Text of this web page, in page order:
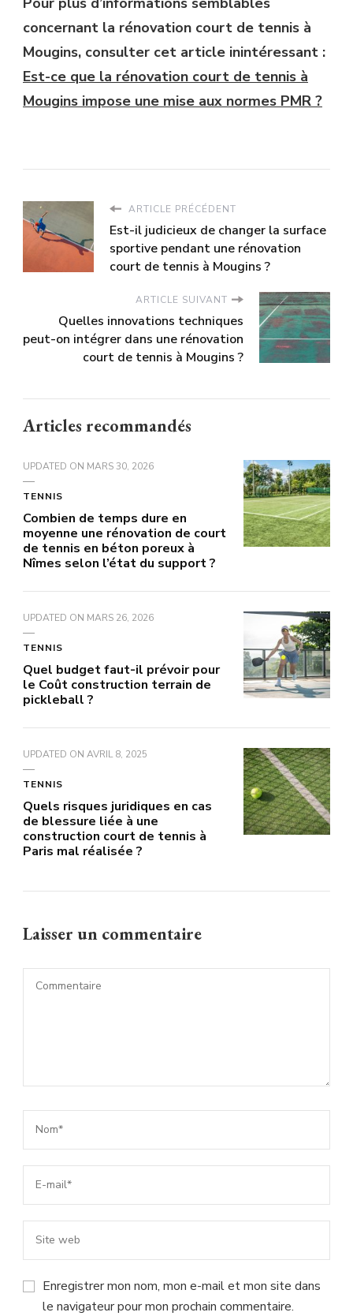
concernant la rénovation court de tennis à
Mougins, consulter cet article inintéressant :
Est-ce que la rénovation court de tennis à
Mougins impose une mise aux normes PMR ?
ARTICLE PRÉCÉDENT
Est-il judicieux de changer la surface
sportive pendant une rénovation
court de tennis à Mougins ?
ARTICLE SUIVANT
Quelles innovations techniques
peut-on intégrer dans une rénovation
court de tennis à Mougins ?
Articles recommandés
UPDATED ON MARS 30, 2026
TENNIS
Combien de temps dure en
moyenne une rénovation de court
de tennis en béton poreux à
Nîmes selon l’état du support ?
UPDATED ON MARS 26, 2026
TENNIS
Quel budget faut-il prévoir pour
le Coût construction terrain de
pickleball ?
UPDATED ON AVRIL 8, 2025
TENNIS
Quels risques juridiques en cas
de blessure liée à une
construction court de tennis à
Paris mal réalisée ?
Laisser un commentaire
Enregistrer mon nom, mon e-mail et mon site dans
le navigateur pour mon prochain commentaire.